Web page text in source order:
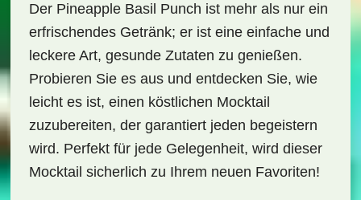
Der Pineapple Basil Punch ist mehr als nur ein
erfrischendes Getränk; er ist eine einfache und
leckereArt, gesunde Zutaten zu genießen.
Probieren Sie es aus und entdecken Sie, wie
leicht es ist, einen köstlichen Mocktail
zuzubereiten, der garantiert jeden begeistern
wird. Perfekt für jede Gelegenheit, wird dieser
Mocktail sicherlich zu Ihrem neuen Favoriten!